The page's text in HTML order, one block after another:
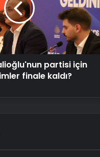
partisi için
finale kaldı?